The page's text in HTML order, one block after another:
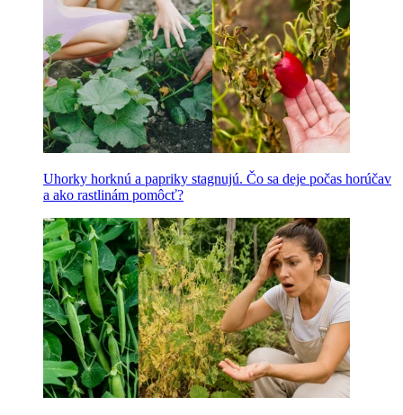
Uhorky horknú a papriky stagnujú. Čo sa deje počas horúčav
a ako rastlinám pomôcť?